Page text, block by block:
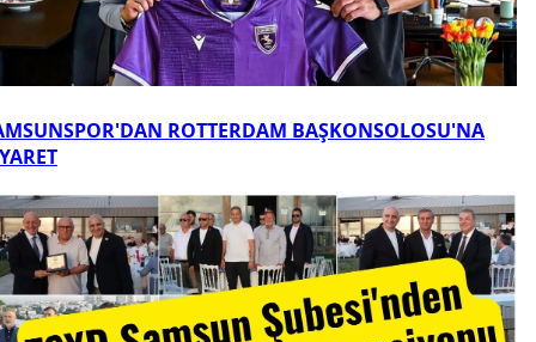
ROTTERDAM BAŞKONSOLOSU'NA